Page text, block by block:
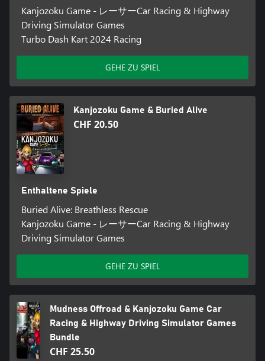
Kanjozoku Game - レーサーCar Racing & Highway
Driving Simulator Games
Turbo Dash Kart 2024 Racing
GEHE ZU SPIEL
Kanjozoku Game & Buried Alive
CHF 20.50
Enthaltene Spiele
Buried Alive: Breathless Rescue
Kanjozoku Game - レーサーCar Racing & Highway
Driving Simulator Games
GEHE ZU SPIEL
Mudness Offroad & Kanjozoku Game Car
Racing & Highway Driving Simulator Games
Bundle
CHF 25.50